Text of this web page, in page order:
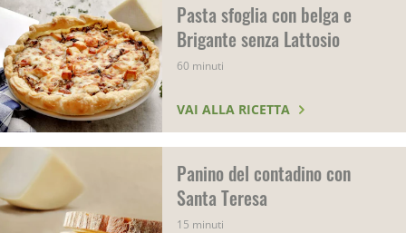
Pasta sfoglia con belga e
Brigante senza Lattosio
60 minuti
VAI ALLA RICETTA
Panino del contadino con
Santa Teresa
15 minuti